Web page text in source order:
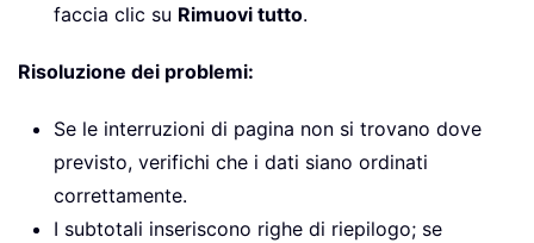
faccia clic su Rimuovi tutto.
Risoluzione dei problemi:
Se le interruzioni di pagina non si trovano dove
previsto, verifichi che i dati siano ordinati
correttamente.
I subtotali inseriscono righe di riepilogo; se